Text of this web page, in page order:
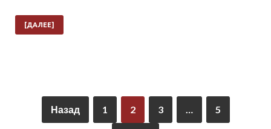
[ДАЛЕЕ]
Назад 1 2 3 5